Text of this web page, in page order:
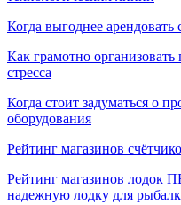
Когда выгоднее
Как грамотно
стресса
Когда стоит задуматься о
оборудования
Рейтинг магазинов
Рейтинг магазинов лодок
надежную лодку для